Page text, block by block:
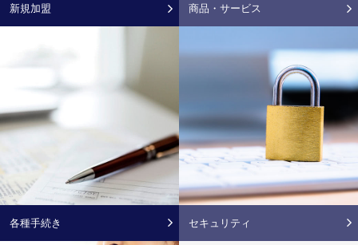
新規加盟 商品 ・ サービス
各種手続き セキュ リ ティ